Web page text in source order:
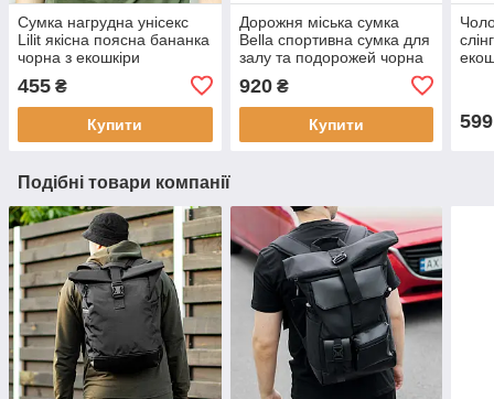
Сумка нагрудна унісекс
Lilit якісна поясна бананка
чорна з екошкіри
455 ₴
Купити
Дорожня міська сумка
Bella спортивна сумка для
залу та подорожей чорна
920₴
Купити 599
Подібні товари компанії